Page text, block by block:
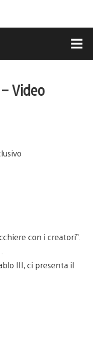
Video
con i creatori”.
III, ci presenta il